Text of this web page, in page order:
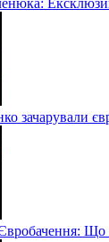
зачарували
Що